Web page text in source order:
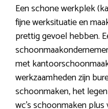
Een schone werkplek
fijne werksituatie en
prettig gevoel hebben.
met
werkzaamheden zijn
schoonmaken, het
wc’s schoonmaken